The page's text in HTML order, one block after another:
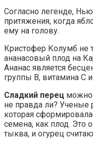
Согласно легенде,
притяжения, когда
ему на голову.
Кристофер Колумб не
ананасовый плод на
Ананас является
группы В, витамина С и
Сладкий перец можно
не правда ли? Ученые
которая
семена, как плод. Это
тыква, и огурец